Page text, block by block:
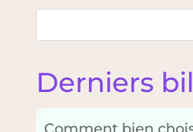
Derniers